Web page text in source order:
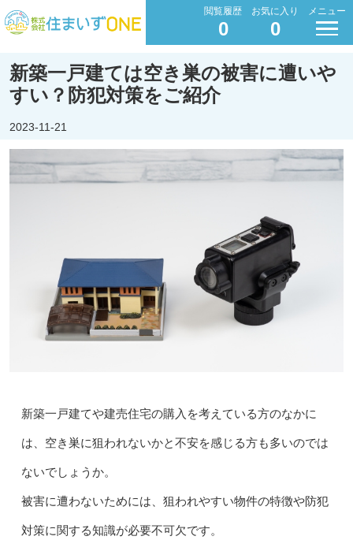
閲覧履歴
0
お気に入り
0
メニュー
新築一戸建ては空き巣の被害に遭いや
すい？防犯対策をご紹介
2023-11-21
新築一戸建てや建売住宅の購入を考えている方のなかに
は、空き巣に狙われないかと不安を感じる方も多いのでは
ないでしょうか。
被害に遭わないためには、狙われやすい物件の特徴や防犯
対策に関する知識が必要不可欠です。